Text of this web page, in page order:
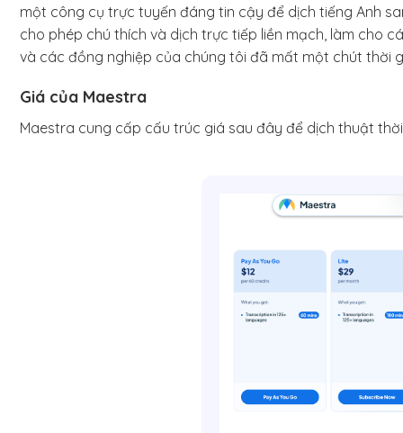
một công cụ trực tuyến đáng tin cậy để dịch tiếng Anh
cho phép chú thích và dịch trực tiếp liền mạch, làm cho
và các đồng nghiệp của chúng tôi đã mất một chút thời
Giá của Maestra
Maestra cung cấp cấu trúc giá sau đây để dịch thuật